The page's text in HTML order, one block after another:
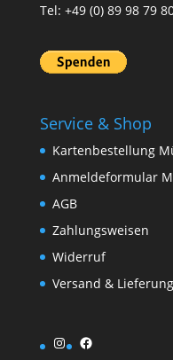
Tel: +49 (0) 89 98 79
Service & Shop
Kartenbestellung
Anmeldeformular
AGB
Zahlungsweisen
Widerruf
Versand & Lieferung
Instagram
Facebook